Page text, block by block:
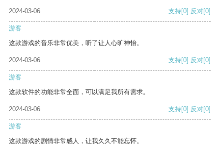
2024-03-06 支持[0] 反对[0]
游客
这款游戏的音乐非常优美，听了让人心旷神怡。
2024-03-06 支持[0] 反对[0]
游客
这款软件的功能非常全面，可以满足我所有需求。
2024-03-06 支持[0] 反对[0]
游客
这款游戏的剧情非常感人，让我久久不能忘怀。